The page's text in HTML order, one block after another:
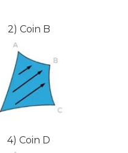
2) Coin B
4) Coin D